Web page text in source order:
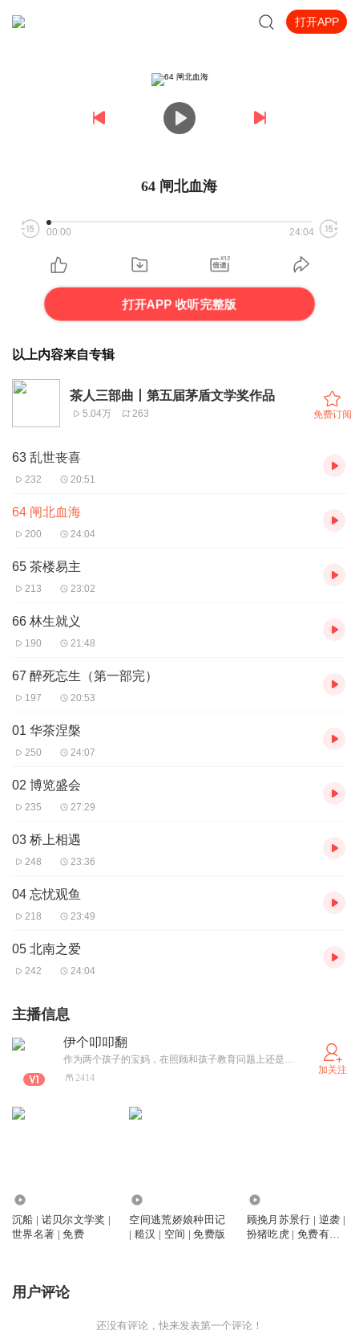
打开APP
64 闸北血海
00:00 24:04
打开APP 收听完整版
以上内容来自专辑
茶人三部曲丨第五届茅盾文学奖作品
5.04万 263 免费订阅
63 乱世丧喜
232 20:51
64 闸北血海
200 24:04
65 茶楼易主
213 23:02
66 林生就义
190 21:48
67 醉死忘生（第一部完）
197 20:53
01 华茶涅槃
250 24:07
02 博览盛会
235 27:29
03 桥上相遇
248 23:36
04 忘忧观鱼
218 23:49
05 北南之爱
242 24:04
主播信息
伊个叩叩翻
作为两个孩子的宝妈，在照顾和孩子教育问题上还是比较有经验的
2414
加关注
沉船 | 诺贝尔文学奖 |
世界名著 | 免费
空间逃荒娇娘种田记
| 糙汉 | 空间 | 免费版
顾挽月苏景行 | 逆袭 |
扮猪吃虎 | 免费有声
用户评论
还没有评论，快来发表第一个评论！